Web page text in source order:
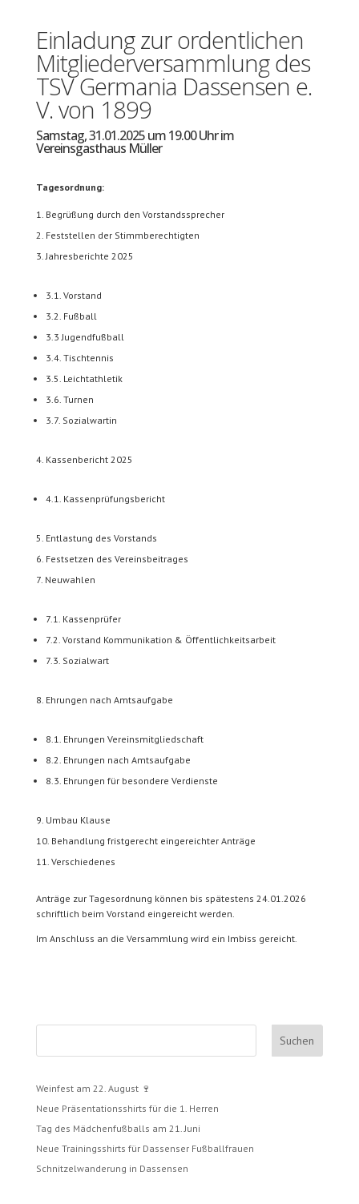
Einladung zur ordentlichen
Mitgliederversammlung des
TSV Germania Dassensen e.
V. von 1899
Samstag, 31.01.2025 um 19.00 Uhr im
Vereinsgasthaus Müller
Tagesordnung:
Begrüßung durch den Vorstandssprecher
Feststellen der Stimmberechtigten
Jahresberichte 2025
3.1. Vorstand
3.2. Fußball
3.3 Jugendfußball
3.4. Tischtennis
3.5. Leichtathletik
3.6. Turnen
3.7. Sozialwartin
Kassenbericht 2025
4.1. Kassenprüfungsbericht
Entlastung des Vorstands
Festsetzen des Vereinsbeitrages
Neuwahlen
7.1. Kassenprüfer
7.2. Vorstand Kommunikation & Öffentlichkeitsarbeit
7.3. Sozialwart
Ehrungen nach Amtsaufgabe
8.1. Ehrungen Vereinsmitgliedschaft
8.2. Ehrungen nach Amtsaufgabe
8.3. Ehrungen für besondere Verdienste
Umbau Klause
Behandlung fristgerecht eingereichter Anträge
Verschiedenes
Anträge zur Tagesordnung können bis spätestens 24.01.2026
schriftlich beim Vorstand eingereicht werden.
Im Anschluss an die Versammlung wird ein Imbiss gereicht.
Suchen
Weinfest am 22. August 🍷
Neue Präsentationsshirts für die 1. Herren
Tag des Mädchenfußballs am 21. Juni
Neue Trainingsshirts für Dassenser Fußballfrauen
Schnitzelwanderung in Dassensen